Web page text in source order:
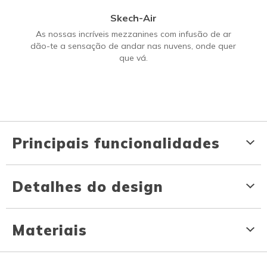
Skech-Air
As nossas incríveis mezzanines com infusão de ar
dão-te a sensação de andar nas nuvens, onde quer
que vá.
Principais funcionalidades
Detalhes do design
Materiais